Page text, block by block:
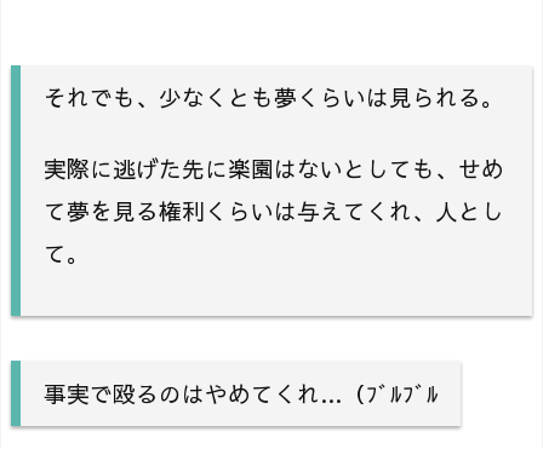
それでも、少なくとも夢くらいは見られる。
実際に逃げた先に楽園はないとしても、せめ
て夢を見る権利くらいは与えてくれ、人とし
て。
事実で殴るのはやめてくれ…（ﾌﾞﾙﾌﾞﾙ